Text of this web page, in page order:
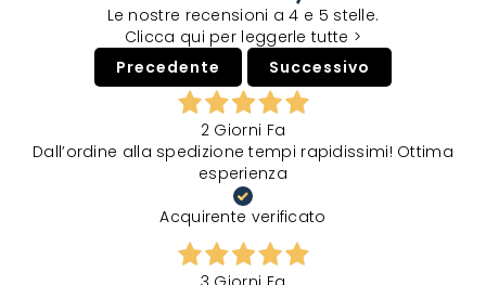
Le nostre recensioni a 4 e 5 stelle.
Clicca qui per leggerle tutte >
Precedente
Successivo
2 Giorni Fa
Dall’ordine alla spedizione tempi rapidissimi! Ottima
esperienza
Acquirente verificato